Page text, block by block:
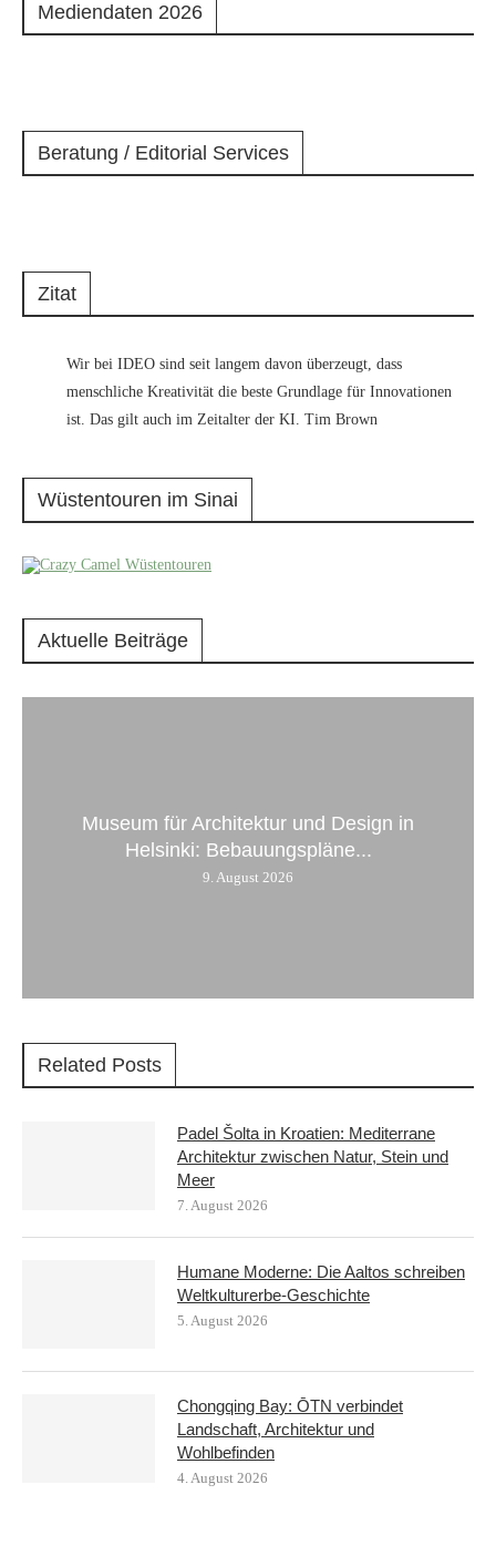
Mediendaten 2026
Beratung / Editorial Services
Zitat
Wir bei IDEO sind seit langem davon überzeugt, dass
menschliche Kreativität die beste Grundlage für Innovationen
ist. Das gilt auch im Zeitalter der KI. Tim Brown
Wüstentouren im Sinai
Aktuelle Beiträge
Museum für Architektur und Design in
Helsinki: Bebauungspläne...
9. August 2026
Related Posts
Padel Šolta in Kroatien: Mediterrane
Architektur zwischen Natur, Stein und
Meer
7. August 2026
Humane Moderne: Die Aaltos schreiben
Weltkulturerbe-Geschichte
5. August 2026
Chongqing Bay: ŌTN verbindet
Landschaft, Architektur und
Wohlbefinden
4. August 2026